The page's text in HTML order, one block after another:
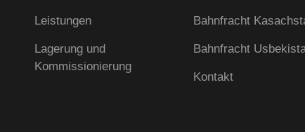
Leistungen
Lagerung und
Kommissionierung
Bahnfracht
Bahnfracht
Kontakt